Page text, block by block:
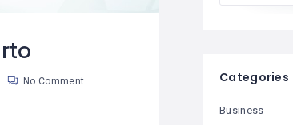
No Comment Categories
Business